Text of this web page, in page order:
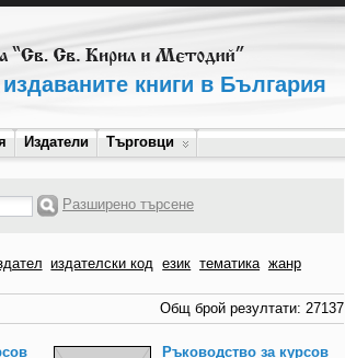
книги в България
Издатели Търговци
Разширено търсене
издателски код език тематика жанр
Общ брой резултати: 27137
Ръководство за курсов